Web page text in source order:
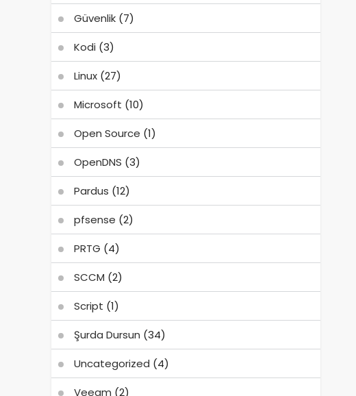
Güvenlik(7)
Kodi (3)
Linux(27)
Microsoft (10)
Open Source (1)
OpenDNS (3)
Pardus (12)
pfsense (2)
PRTG (4)
SCCM (2)
Script (1)
Şurda Dursun (34)
Uncategorized (4)
Veeam (2)